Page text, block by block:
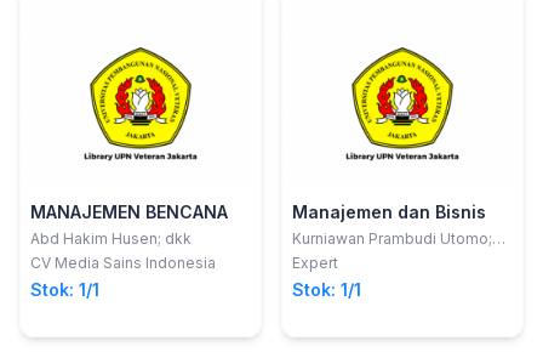
MANAJEMEN BENCANA
Abd Hakim Husen; dkk
CV Media Sains Indonesia
Stok: 1/1
Manajemen dan Bisnis
Kurniawan Prambudi Utomo;
Sinta Rukiastiandari
Expert
Stok: 1/1